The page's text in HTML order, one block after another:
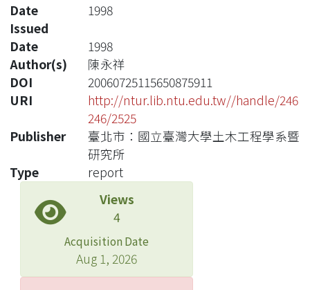
Date
Issued
1998
Date
1998
Author(s)
陳永祥
DOI
20060725115650875911
URI
http://ntur.lib.ntu.edu.tw//handle/246
246/2525
Publisher
臺北市：國立臺灣大學土木工程學系暨
研究所
Type
report
Views
4
Acquisition Date
Aug 1, 2026